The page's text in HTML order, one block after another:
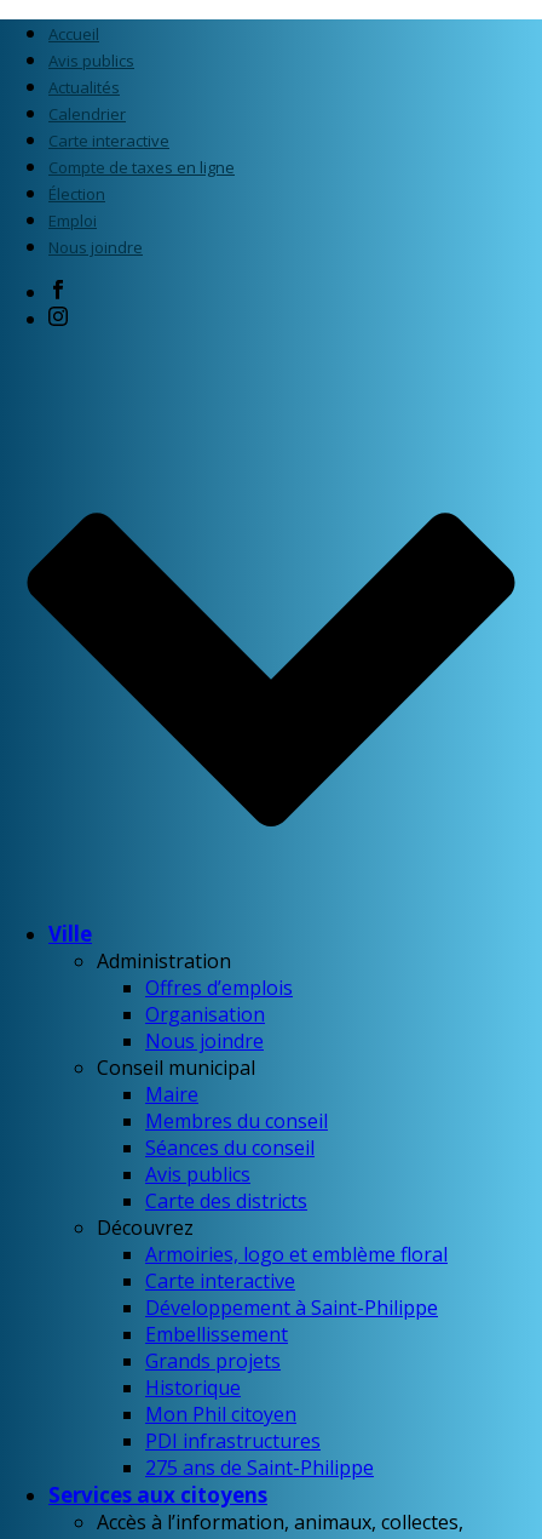
Accueil
Avis publics
Actualités
Calendrier
Carte interactive
Compte de taxes en ligne
Élection
Emploi
Nous joindre
Ville
Administration
Offres d’emplois
Organisation
Nous joindre
Conseil municipal
Maire
Membres du conseil
Séances du conseil
Avis publics
Carte des districts
Découvrez
Armoiries, logo et emblème floral
Carte interactive
Développement à Saint-Philippe
Embellissement
Grands projets
Historique
Mon Phil citoyen
PDI infrastructures
275 ans de Saint-Philippe
Services aux citoyens
Accès à l’information, animaux, collectes,